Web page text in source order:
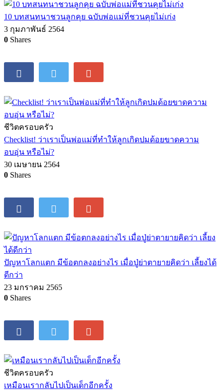
10 บทสนทนาชวนลูกคุย ฉบับพ่อแม่ที่ชวนคุยไม่เก่ง
3 กุมภาพันธ์ 2564
0 Shares
ชีวิตครอบครัว
Checklist! ว่าเราเป็นพ่อแม่ที่ทำให้ลูกเกิดปมด้อยขาดความ
อบอุ่น หรือไม่?
30 เมษายน 2564
0 Shares
ปัญหาโลกแตก มีข้อตกลงอย่างไร เมื่อปู่ย่าตายายคิดว่า เลี้ยงได้
ดีกว่า
23 มกราคม 2565
0 Shares
ชีวิตครอบครัว
เหมือนเรากลับไปเป็นเด็กอีกครั้ง